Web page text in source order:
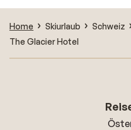
Home Skiurlaub Schweiz
The Glacier Hotel